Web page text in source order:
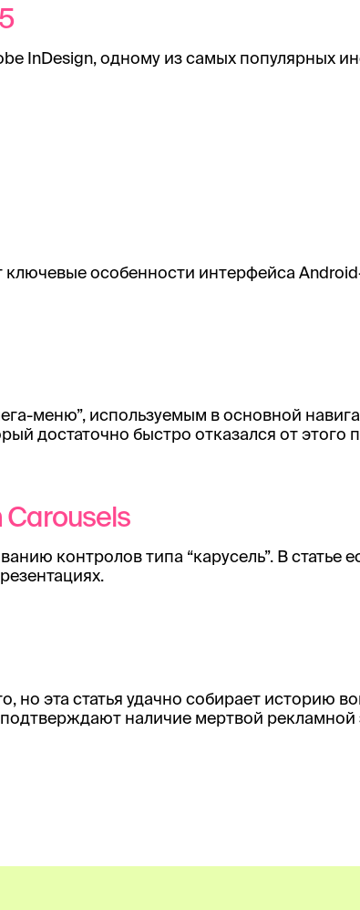
InDesign, одному из самых популярных
особенности интерфейса
меню”, используемым в основной
достаточно быстро отказался от этого
Carousels
контролов типа “карусель”. В статье
но эта статья удачно собирает историю
наличие мертвой рекламной